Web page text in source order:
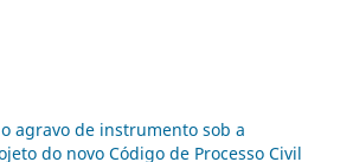
agravo de instrumento sob a
do novo Código de Processo Civil